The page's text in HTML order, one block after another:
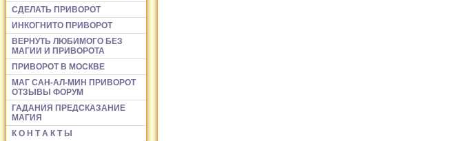
СДЕЛАТЬ ПРИВОРОТ
ИНКОГНИТО ПРИВОРОТ
ВЕРНУТЬ ЛЮБИМОГО БЕЗ
МАГИИ И ПРИВОРОТА
ПРИВОРОТ В МОСКВЕ
МАГ САН-АЛ-МИН ПРИВОРОТ
ОТЗЫВЫ ФОРУМ
ГАДАНИЯ ПРЕДСКАЗАНИЕ
МАГИЯ
К О Н Т А К Т Ы